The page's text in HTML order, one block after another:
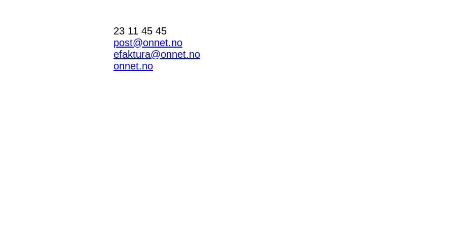
23 11 45 45
post@onnet.no
efaktura@onnet.no
onnet.no